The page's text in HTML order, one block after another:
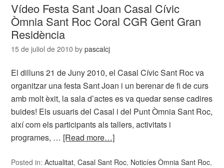
Vídeo Festa Sant Joan Casal Cívic
Òmnia Sant Roc Coral CGR Gent Gran
Residència
15 de juliol de 2010 bypascalcj
El dilluns 21 de Juny 2010, el Casal Cívic Sant Roc va
organitzar una festa Sant Joan i un berenar de fi de curs
amb molt èxit, la sala d’actes es va quedar sense cadires
buides! Els usuaris del Casal i del Punt Òmnia Sant Roc,
així com els participants als tallers, activitats i
programes, … [Read more…]
Posted in:Actualitat,Casal Sant Roc, Noticíes Òmnia Sant Roc,